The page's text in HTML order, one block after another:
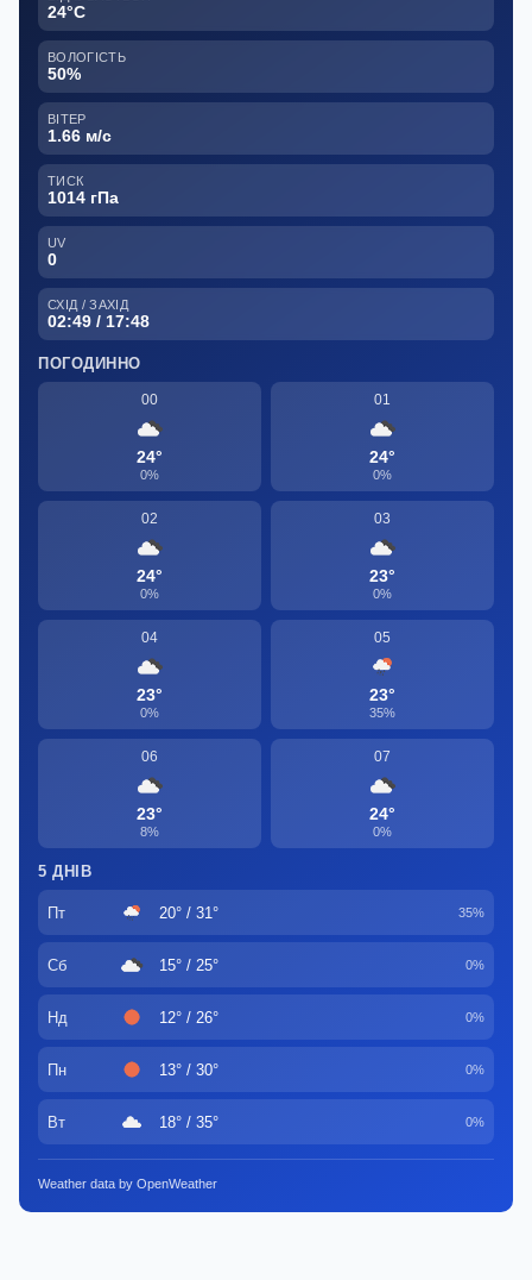
24°C
ВОЛОГІСТЬ
50%
ВІТЕР
1.66 м/с
ТИСК
1014 гПа
UV
0
СХІД / ЗАХІД
02:49 / 17:48
ПОГОДИННО
00
24°
0%
01
24°
0%
02
24°
0%
03
23°
0%
04
23°
0%
05
23°
35%
06
23°
8%
07
24°
0%
5 ДНІВ
Пт 20° / 31° 35%
Сб 15° / 25° 0%
Нд 12° / 26° 0%
Пн 13° / 30° 0%
Вт 18° / 35° 0%
Weather data by OpenWeather